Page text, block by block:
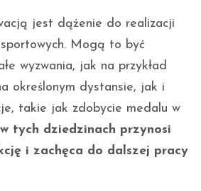
jest dążenie do realizacji
Mogą to być
wyzwania, jak na przykład
określonym dystansie, jak i
takie jak zdobycie medalu w
w tych dziedzinach przynosi
i zachęca do dalszej pracy